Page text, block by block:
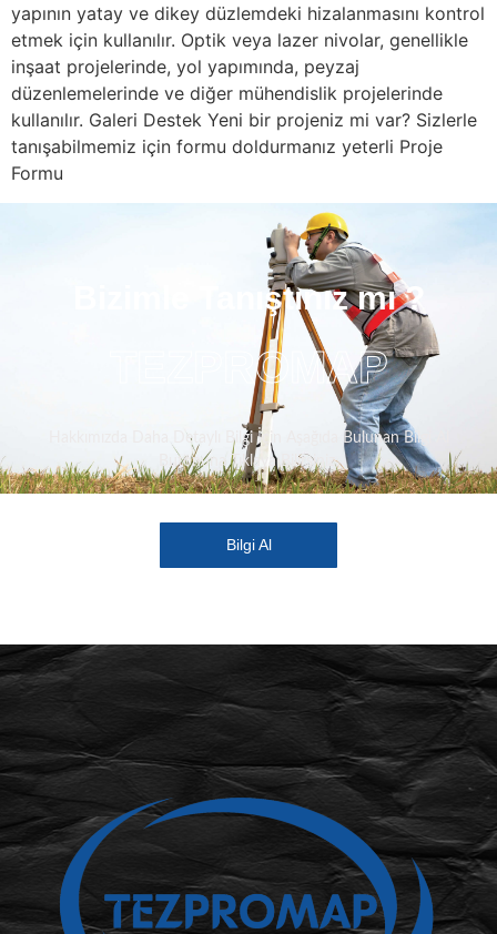
yapının yatay ve dikey düzlemdeki hizalanmasını kontrol
etmek için kullanılır. Optik veya lazer nivolar, genellikle
inşaat projelerinde, yol yapımında, peyzaj
düzenlemelerinde ve diğer mühendislik projelerinde
kullanılır. Galeri Destek Yeni bir projeniz mi var? Sizlerle
tanışabilmemiz için formu doldurmanız yeterli Proje
Formu
Bizimle Tanıştınız mı ?
TEZPROMAP
Hakkımızda Daha Detaylı Bilgi İçin Aşağıda Bulunan Bilgi Al
Butonuna Tıklaya Bilirsiniz.
Bilgi Al